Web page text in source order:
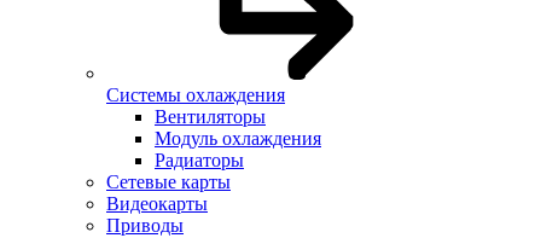
Системы охлаждения
Вентиляторы
Модуль охлаждения
Радиаторы
Сетевые карты
Видеокарты
Приводы